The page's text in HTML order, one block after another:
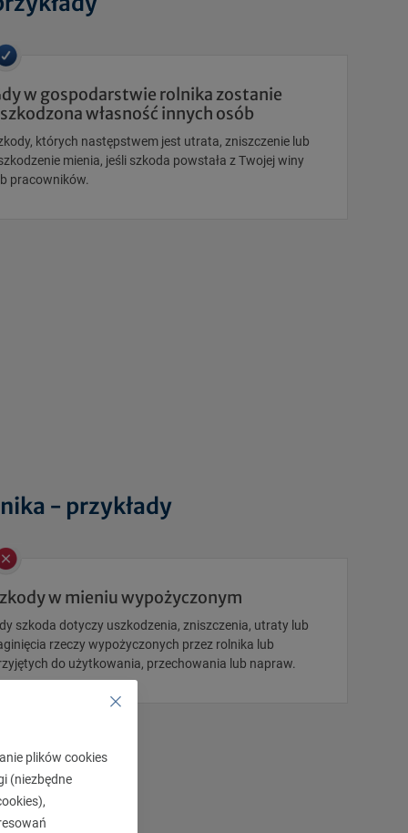
w gospodarstwie rolnika zostanie
własność innych osób
których następstwem jest utrata, zniszczenie lub
mienia, jeśli szkoda powstała z Twojej winy
pracowników.
- przykłady
w mieniu wypożyczonym
szkoda dotyczy uszkodzenia, zniszczenia, utraty lub
rzeczy wypożyczonych przez rolnika lub
do użytkowania, przechowania lub napraw.
plików cookies
(niezbędne